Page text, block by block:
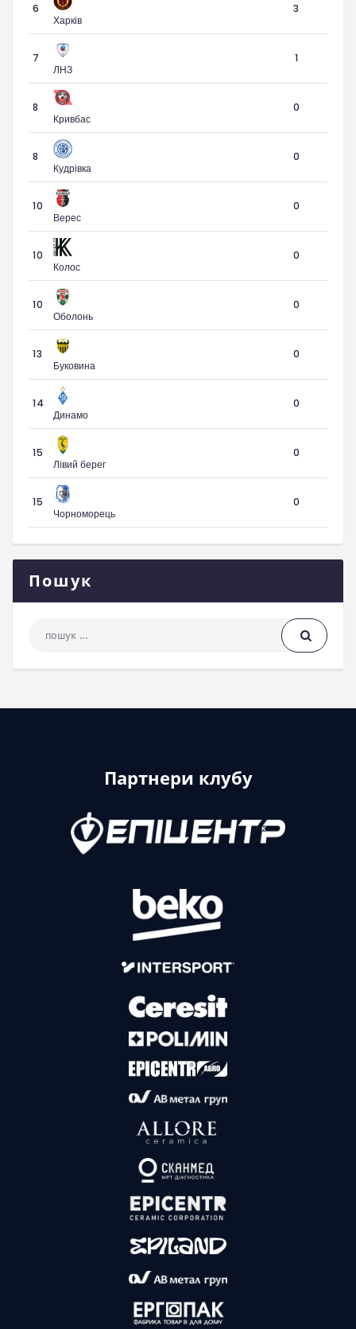
6
Харків
3
7
ЛНЗ
1
8
Кривбас
0
8
Кудрівка
0
10
Верес
0
10
Колос
0
10
Оболонь
0
13
Буковина
0
14
Динамо
0
15
Лівий берег
0
15
Чорноморець
0
Пошук